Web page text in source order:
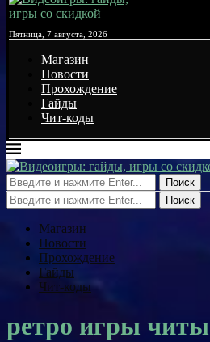
Пятница, 7 августа, 2026
Магазин
Новости
Прохождение
Гайды
Чит-коды
Поиск
Поиск
Магазин
Новости
Прохождение
Гайды
Чит-коды
ретро игры читы